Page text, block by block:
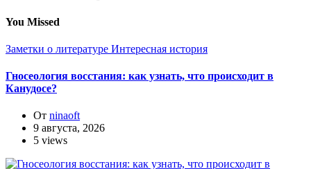
You Missed
Заметки о литературе Интересная история
Гносеология восстания: как узнать, что происходит в
Канудосе?
От ninaoft
9 августа, 2026
5 views